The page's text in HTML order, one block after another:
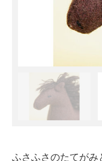
ふさふさのたてが